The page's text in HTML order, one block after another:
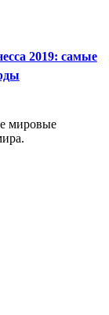
2019: самые
мировые